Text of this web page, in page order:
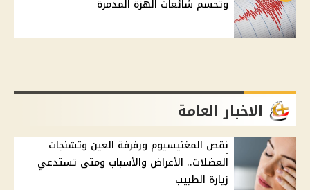
وتحسم شائعات الهزة المدمرة
الاخبار العامة
نقص المغنيسيوم ورفرفة العين وتشنجات
العضلات.. الأعراض والأسباب ومتى تستدعي
زيارة الطبيب